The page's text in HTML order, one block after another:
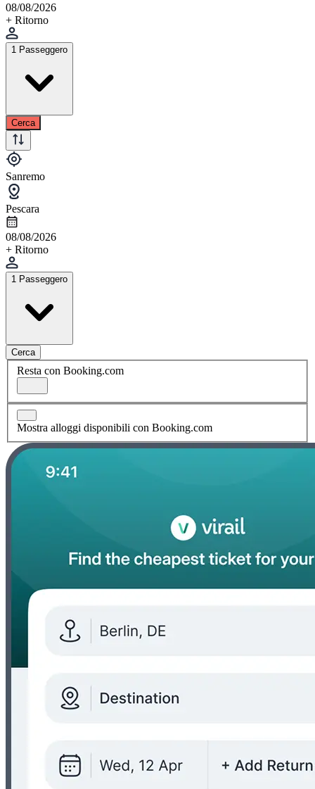
08/08/2026
+ Ritorno
1 Passeggero
Cerca
Sanremo
Pescara
08/08/2026
+ Ritorno
1 Passeggero
Cerca
Resta con Booking.com
Mostra alloggi disponibili con Booking.com